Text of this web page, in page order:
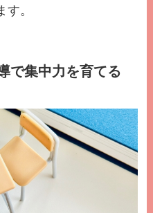
。
で集中力を育てる